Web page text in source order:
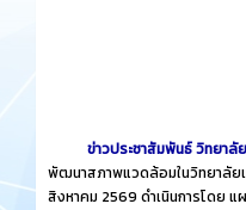
ข่าวประชาสัมพันธ์ วิทยาลั
พัฒนาสภาพแวดล้อมในวิทยาลัยเ
สิงหาคม 2569 ดำเนินการโดย